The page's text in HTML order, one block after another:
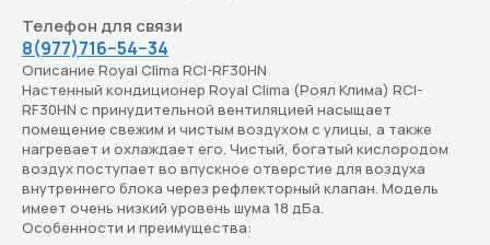
Телефон для связи
8(977)716−54−34
Описание Royal Clima RCI-RF30HN
Настенный кондиционер Royal Clima (Роял Клима) RCI-
RF30HN с принудительной вентиляцией насыщает
помещение свежим и чистым воздухом с улицы, а также
нагревает и охлаждает его. Чистый, богатый кислородом
воздух поступает во впускное отверстие для воздуха
внутреннего блока через рефлекторный клапан. Модель
имеет очень низкий уровень шума 18 дБа.
Особенности и преимущества: